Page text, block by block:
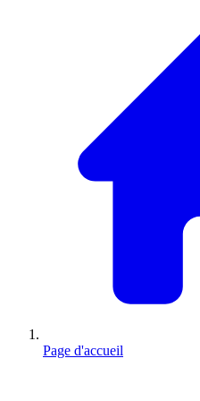
Page d'accueil